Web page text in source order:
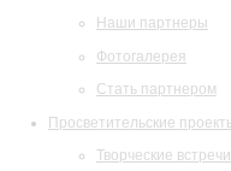
Наши партнеры
Фотогалерея
Стать партнером
Просветительские
Творческие встречи